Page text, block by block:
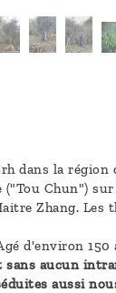
dans la
Chun")
Zhang.
d'environ
sans aucun
aussi